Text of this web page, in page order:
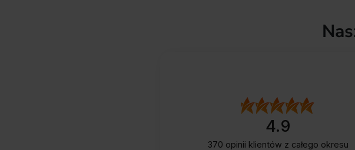
4.9
370 opinii klientów z całego okresu